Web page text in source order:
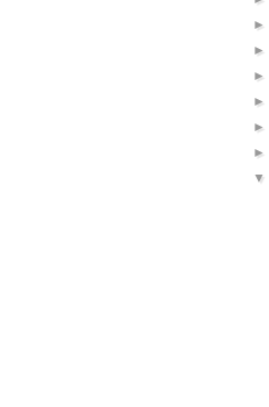
►
►
►
►
►
►
▼